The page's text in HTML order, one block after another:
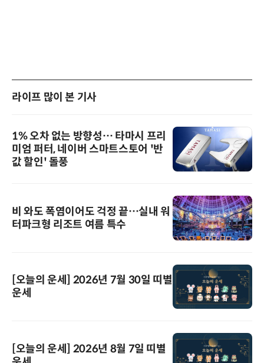
라이프 많이 본 기사
1% 오차 없는 방향성… 타마시 프리
미엄 퍼터, 네이버 스마트스토어 '반
값 할인' 돌풍
비 와도 폭염이어도 걱정 끝…실내 워
터파크형 리조트 여름 특수
[오늘의 운세] 2026년 7월 30일 띠별
운세
[오늘의 운세] 2026년 8월 7일 띠별